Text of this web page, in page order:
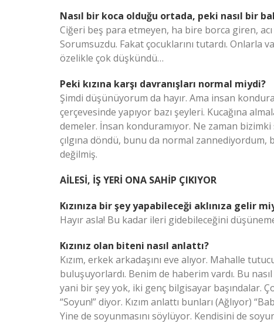
Nasıl bir koca olduğu ortada, peki nasıl bir
Ciğeri beş para etmeyen, ha bire borca giren,
Sorumsuzdu. Fakat çocuklarını tutardı. Onlarla
özelikle çok düşkündü…
Peki kızına karşı davranışları normal miydi?
Şimdi düşünüyorum da hayır. Ama insan
çerçevesinde yapıyor bazı şeyleri. Kucağına
demeler. İnsan konduramıyor. Ne zaman
çılgına döndü, bunu da normal zannediyordum,
değilmiş.
AİLESİ, İŞ YERİ ONA SAHİP ÇIKIYOR
Kızınıza bir şey yapabileceği aklınıza gelir
Hayır asla! Bu kadar ileri gidebileceğini
Kızınız olan biteni nasıl anlattı?
Kızım, erkek arkadaşını eve alıyor. Mahalle
buluşuyorlardı. Benim de haberim vardı. Bu
yani bir şey yok, iki genç bilgisayar başındalar.
“Soyun!” diyor. Kızım anlattı bunları (Ağlıyor)
Yine de soyunmasını söylüyor. Kendisini de